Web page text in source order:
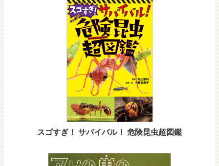
スゴすぎ！ サバイバル！ 危険昆虫超図鑑